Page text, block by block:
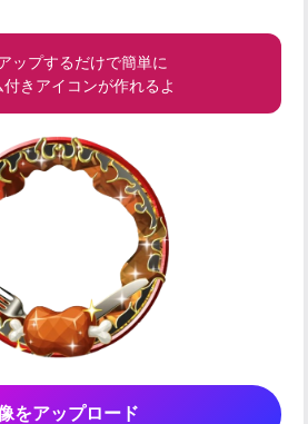
ップするだけで簡単に
付きアイコンが作れるよ
をアップロード